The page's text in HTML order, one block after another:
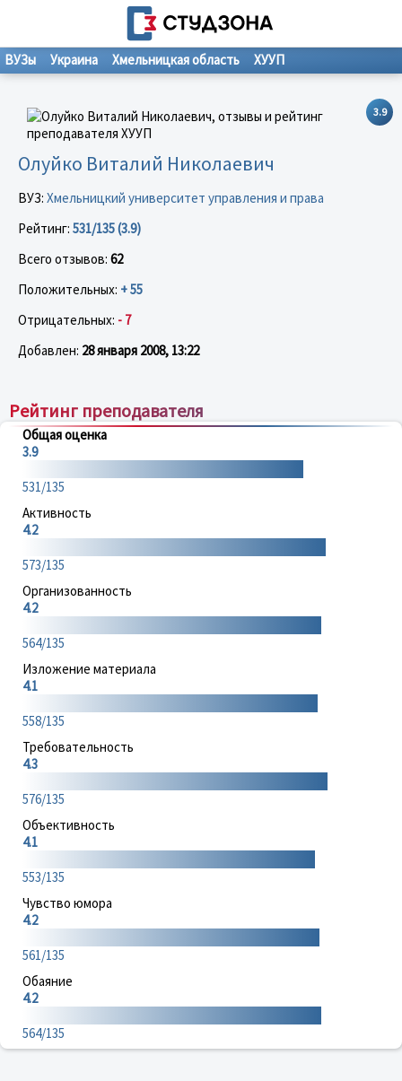
ВУЗы Украина Хмельницкая область ХУУП
3.9
Олуйко Виталий Николаевич
ВУЗ: Хмельницкий университет управления и права
Рейтинг: 531/135 (3.9)
Всего отзывов: 62
Положительных: + 55
Отрицательных: - 7
Добавлен: 28 января 2008, 13:22
Рейтинг преподавателя
Общая оценка
3.9
531/135
Активность
4.2
573/135
Организованность
4.2
564/135
Изложение материала
4.1
558/135
Требовательность
4.3
576/135
Объективность
4.1
553/135
Чувство юмора
4.2
561/135
Обаяние
4.2
564/135